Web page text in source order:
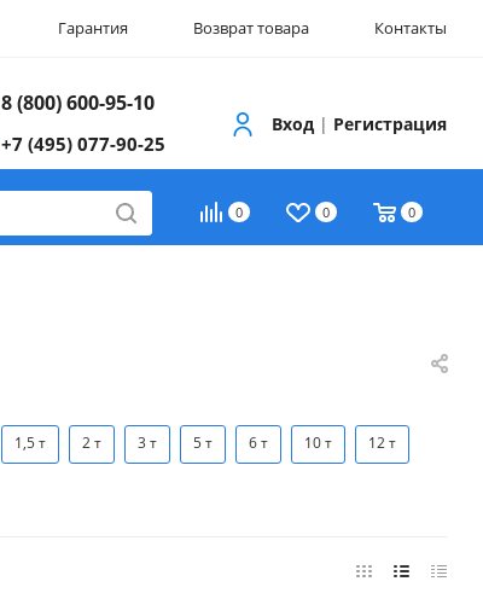
Гарантия Возврат товара Контакты
8 (800) 600-95-10
+7 (495) 077-90-25
Вход | Регистрация
0 0 0
1,5 т 2 т 3 т 5 т 6 т 10 т 12 т